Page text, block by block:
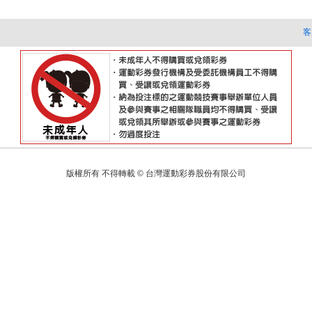
版權所有 不得轉載 © 台灣運動彩券股份有限公司